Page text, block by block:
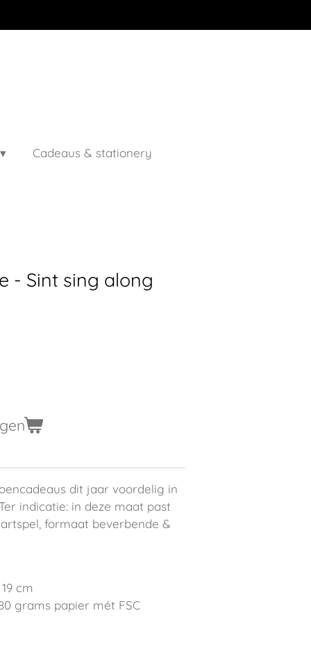
Cadeaus & stationery
- Sint sing along
dit jaar voordelig in
indicatie: in deze maat past
formaat beverbende &
cm
grams papier mét FSC